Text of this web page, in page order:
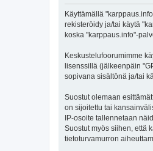
Käyttämällä
rekisteröidy ja/tai käytä
koska "karppaus.info"-
Keskustelufoorumimme
lisenssillä (jälkeenpäin
sopivana sisältönä ja/tai
Suostut olemaan
on sijoitettu tai
IP-osoite tallennetaan
Suostut myös siihen, että
tietoturvamurron